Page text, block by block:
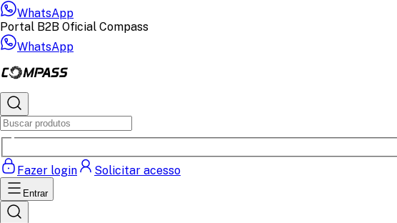
WhatsApp
Portal B2B Oficial Compass
WhatsApp
Fazer login Solicitar acesso
Entrar